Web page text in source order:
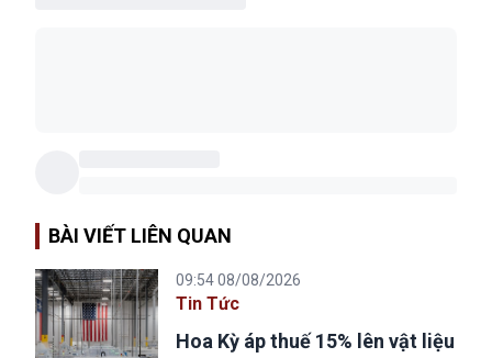
BÀI VIẾT LIÊN QUAN
09:54 08/08/2026
Tin Tức
Hoa Kỳ áp thuế 15% lên vật liệu